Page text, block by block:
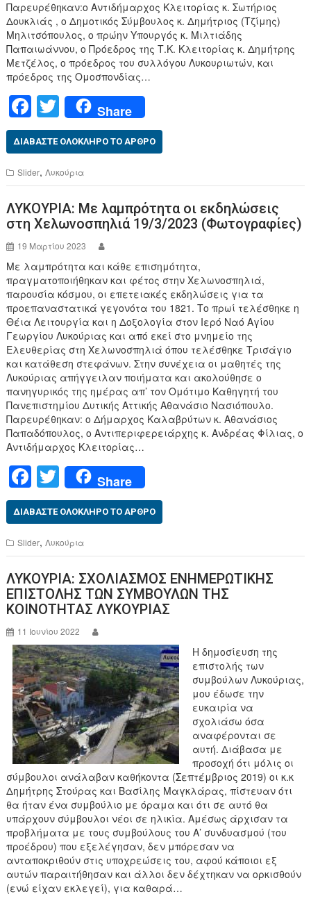
Παρευρέθηκαν:ο Αντιδήμαρχος Κλειτορίας κ. Σωτήριος
Δουκλιάς , ο Δημοτικός Σύμβουλος κ. Δημήτριος (Τζίμης)
Μηλιτσόπουλος, ο πρώην Υπουργός κ. Μιλτιάδης
Παπαιωάννου, ο Πρόεδρος της Τ.Κ. Κλειτορίας κ. Δημήτρης
Μετζέλος, ο πρόεδρος του συλλόγου Λυκουριωτών, και
πρόεδρος της Ομοσπονδίας…
F
a
c
e
b
o
o
k
T
wi
tt
er
Share
ΔΙΑΒΆΣΤΕ ΟΛΌΚΛΗΡΟ ΤΟ ΆΡΘΡΟ
Slider,Λυκούρια
ΛΥΚΟΥΡΙΑ: Με λαμπρότητα οι εκδηλώσεις
στη Χελωνοσπηλιά 19/3/2023 (Φωτογραφίες)
19 Μαρτίου 2023
Με λαμπρότητα και κάθε επισημότητα,
πραγματοποιήθηκαν και φέτος στην Χελωνοσπηλιά,
παρουσία κόσμου, οι επετειακές εκδηλώσεις για τα
προεπαναστατικά γεγονότα του 1821. Το πρωί τελέσθηκε η
Θέια Λειτουργία και η Δοξολογία στον Ιερό Ναό Αγίου
Γεωργίου Λυκούριας και από εκεί στο μνημείο της
Ελευθερίας στη Χελωνοσπηλιά όπου τελέσθηκε Τρισάγιο
και κατάθεση στεφάνων. Στην συνέχεια οι μαθητές της
Λυκούριας απήγγειλαν ποιήματα και ακολούθησε ο
πανηγυρικός της ημέρας απ’ τον Ομότιμο Καθηγητή του
Πανεπιστημίου Δυτικής Αττικής Αθανάσιο Νασιόπουλο.
Παρευρέθηκαν: ο Δήμαρχος Καλαβρύτων κ. Αθανάσιος
Παπαδόπουλος, ο Αντιπεριφερειάρχης κ. Ανδρέας Φίλιας, o
Αντιδήμαρχος Κλειτορίας…
F
a
c
e
b
o
o
k
T
wi
tt
er
Share
ΔΙΑΒΆΣΤΕ ΟΛΌΚΛΗΡΟ ΤΟ ΆΡΘΡΟ
Slider,Λυκούρια
ΛΥΚΟΥΡΙΑ: ΣΧΟΛΙΑΣΜΟΣ ΕΝΗΜΕΡΩΤΙΚΗΣ
ΕΠΙΣΤΟΛΗΣ ΤΩΝ ΣΥΜΒΟΥΛΩΝ ΤΗΣ
ΚΟΙΝΟΤΗΤΑΣ ΛΥΚΟΥΡΙΑΣ
11 Ιουνίου 2022
Η δημοσίευση της
επιστολής των
συμβούλων Λυκούριας,
μου έδωσε την
ευκαιρία να
σχολιάσω όσα
αναφέρονται σε
αυτή. Διάβασα με
προσοχή ότι μόλις οι
σύμβουλοι ανάλαβαν καθήκοντα (Σεπτέμβριος 2019) οι κ.κ
Δημήτρης Στούρας και Βασίλης Μαγκλάρας, πίστευαν ότι
θα ήταν ένα συμβούλιο με όραμα και ότι σε αυτό θα
υπάρχουν σύμβουλοι νέοι σε ηλικία. Αμέσως άρχισαν τα
προβλήματα με τους συμβούλους του Α’ συνδυασμού (του
προέδρου) που εξελέγησαν, δεν μπόρεσαν να
ανταποκριθούν στις υποχρεώσεις του, αφού κάποιοι εξ
αυτών παραιτήθησαν και άλλοι δεν δέχτηκαν να ορκισθούν
(ενώ είχαν εκλεγεί), για καθαρά…